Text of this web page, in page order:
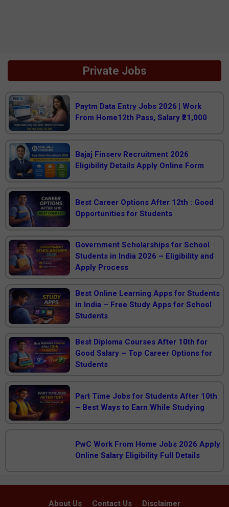
Private Jobs
Paytm Data Entry Jobs 2026 | Work
From Home12th Pass, Salary ₹21,000
Bajaj Finserv Recruitment 2026
Eligibility Details Apply Online Form
Best Career Options After 12th : Good
Opportunities for Students
Government Scholarships for School
Students in India 2026 – Eligibility and
Apply Process
Best Online Learning Apps for Students
in India – Free Study Apps for School
Students
Best Diploma Courses After 10th for
Good Salary – Top Career Options for
Students
Part Time Jobs for Students After 10th
– Best Ways to Earn While Studying
PwC Work From Home Jobs 2026 Apply
Online Salary Eligibility Full Details
About Us Contact Us Disclaimer